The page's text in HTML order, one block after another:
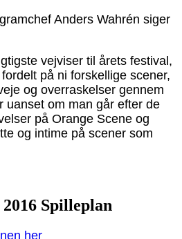
Anders Wahrén siger
vejviser til årets festival,
på ni forskellige scener,
og overraskelser gennem
uanset om man går efter de
på Orange Scene og
og intime på scener som
Spilleplan
her